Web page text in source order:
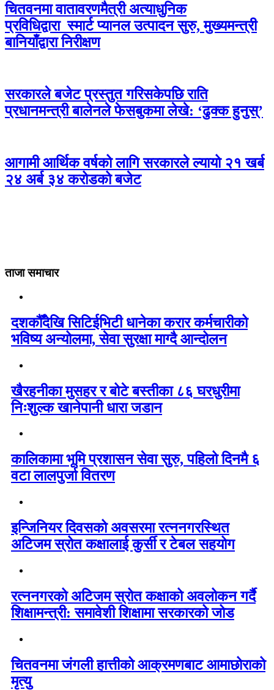
चितवनमा वातावरणमैत्री अत्याधुनिक
प्रविधिद्वारा स्मार्ट प्यानल उत्पादन सुरु, मुख्यमन्त्री
बानियाँद्वारा निरीक्षण
सरकारले बजेट प्रस्तुत गरिसकेपछि राति
प्रधानमन्त्री बालेनले फेसबुकमा लेखे: ‘ढुक्क हुनुस्’
आगामी आर्थिक वर्षको लागि सरकारले ल्यायो २१ खर्ब
२४ अर्ब ३४ करोडको बजेट
ताजा समाचार
दशकौँदेखि सिटिईभिटी धानेका करार कर्मचारीको
भविष्य अन्योलमा, सेवा सुरक्षा माग्दै आन्दोलन
खैरहनीका मुसहर र बोटे बस्तीका ८६ घरधुरीमा
निःशुल्क खानेपानी धारा जडान
कालिकामा भूमि प्रशासन सेवा सुरु, पहिलो दिनमै ६
वटा लालपुर्जा वितरण
इन्जिनियर दिवसको अवसरमा रत्ननगरस्थित
अटिजम स्रोत कक्षालाई कुर्सी र टेबल सहयोग
रत्ननगरको अटिजम स्रोत कक्षाको अवलोकन गर्दै
शिक्षामन्त्री: समावेशी शिक्षामा सरकारको जोड
चितवनमा जंगली हात्तीको आक्रमणबाट आमाछोराको
मृत्यु